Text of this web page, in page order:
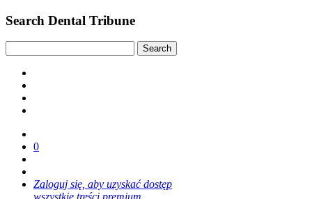
Search Dental Tribune
0
Zaloguj się, aby uzyskać dostęp